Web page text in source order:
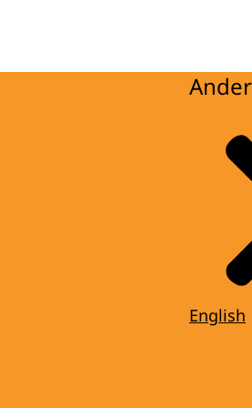
English